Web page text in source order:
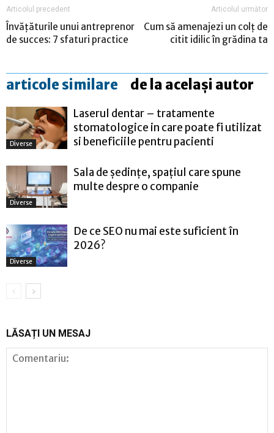
Articolul precedent
Învățăturile unui antreprenor
de succes: 7 sfaturi practice
Articolul următor
Cum să amenajezi un colț de
citit idilic în grădina ta
articole similare de la același autor
Diverse
Laserul dentar – tratamente
stomatologice in care poate fi utilizat
si beneficiile pentru pacienti
Diverse
Sala de ședințe, spațiul care spune
multe despre o companie
Diverse
De ce SEO nu mai este suficient în
2026?
LĂSAȚI UN MESAJ